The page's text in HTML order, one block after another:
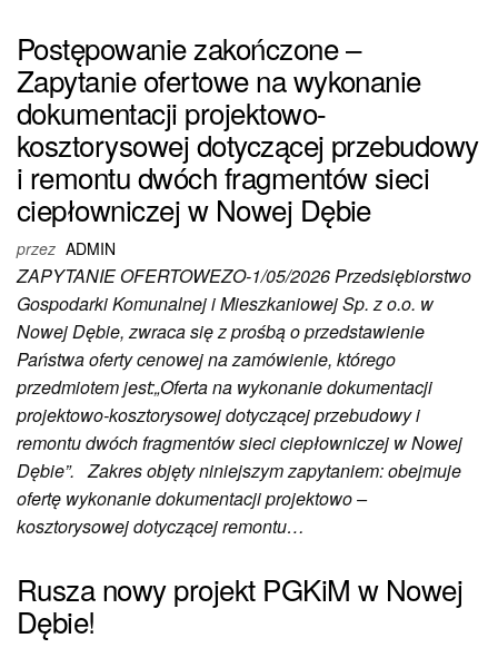
Postępowanie zakończone –
Zapytanie ofertowe na wykonanie
dokumentacji projektowo-
kosztorysowej dotyczącej przebudowy
i remontu dwóch fragmentów sieci
ciepłowniczej w Nowej Dębie
przez ADMIN
ZAPYTANIE OFERTOWEZO-1/05/2026 Przedsiębiorstwo
Gospodarki Komunalnej i Mieszkaniowej Sp. z o.o. w
Nowej Dębie, zwraca się z prośbą o przedstawienie
Państwa oferty cenowej na zamówienie, którego
przedmiotem jest:„Oferta na wykonanie dokumentacji
projektowo-kosztorysowej dotyczącej przebudowy i
remontu dwóch fragmentów sieci ciepłowniczej w Nowej
Dębie”. Zakres objęty niniejszym zapytaniem: obejmuje
ofertę wykonanie dokumentacji projektowo –
kosztorysowej dotyczącej remontu…
Rusza nowy projekt PGKiM w Nowej
Dębie!